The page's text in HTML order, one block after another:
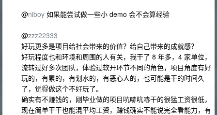
@niboy 如果能尝试做一些小 demo 会不会算经验
@zzz22333
好玩更多是项目给社会带来的价值？给自己带来的成就感？
好玩程度也和环境和周围的人有关，我干了 8 年多，4 家单位，
流转过好多次团队，体验过软开环节不同的角色，项目角度有好
玩的，有累的，有划水的，有恶心人的，也可能是干的时间久
了，觉得做这个不好玩了。
确实有不赚钱的，刚毕业做的项目吭哧吭哧干的很猛工资很低，
现在简单干干也能混平均工资，赚钱确实不能说完全看能力，有